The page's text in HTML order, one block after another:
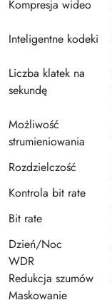
Kompresja wideo
Inteligentne kodeki
Liczba klatek na
sekundę
Możliwość
strumieniowania
Rozdzielczość
Kontrola bit rate
Bit rate
Dzień/Noc
WDR
Redukcja szumów
Maskowanie